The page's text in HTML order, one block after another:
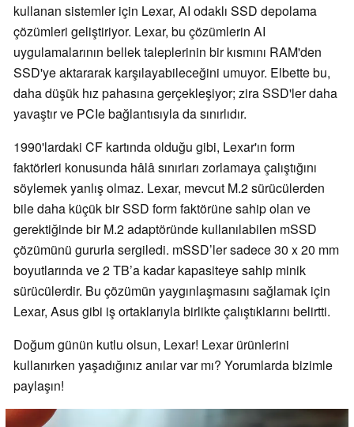
kullanan sistemler için Lexar, AI odaklı SSD depolama
çözümleri geliştiriyor. Lexar, bu çözümlerin AI
uygulamalarının bellek taleplerinin bir kısmını RAM'den
SSD'ye aktararak karşılayabileceğini umuyor. Elbette bu,
daha düşük hız pahasına gerçekleşiyor; zira SSD'ler daha
yavaştır ve PCIe bağlantısıyla da sınırlıdır.
1990'lardaki CF kartında olduğu gibi, Lexar'ın form
faktörleri konusunda hâlâ sınırları zorlamaya çalıştığını
söylemek yanlış olmaz. Lexar, mevcut M.2 sürücülerden
bile daha küçük bir SSD form faktörüne sahip olan ve
gerektiğinde bir M.2 adaptöründe kullanılabilen mSSD
çözümünü gururla sergiledi. mSSD’ler sadece 30 x 20 mm
boyutlarında ve 2 TB’a kadar kapasiteye sahip minik
sürücülerdir. Bu çözümün yaygınlaşmasını sağlamak için
Lexar, Asus gibi iş ortaklarıyla birlikte çalıştıklarını belirtti.
Doğum günün kutlu olsun, Lexar! Lexar ürünlerini
kullanırken yaşadığınız anılar var mı? Yorumlarda bizimle
paylaşın!